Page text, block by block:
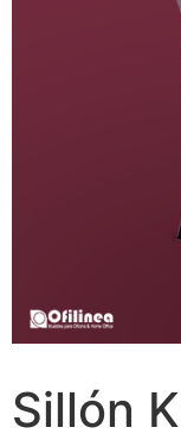
Sillón